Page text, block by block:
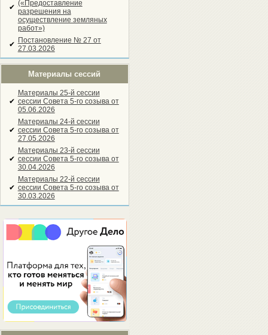
✔ («Предоставление
разрешения на
осуществление земляных
работ»)
✔ Постановление № 27 от
27.03.2026
Материалы сессий
✔
Материалы 25-й сессии
сессии Совета 5-го созыва от
05.06.2026
✔
Материалы 24-й сессии
сессии Совета 5-го созыва от
27.05.2026
✔
Материалы 23-й сессии
сессии Совета 5-го созыва от
30.04.2026
✔
Материалы 22-й сессии
сессии Совета 5-го созыва от
30.03.2026